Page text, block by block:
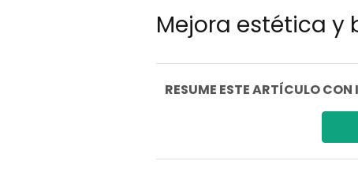
Mejora estética y
RESUME ESTE ARTÍCULO